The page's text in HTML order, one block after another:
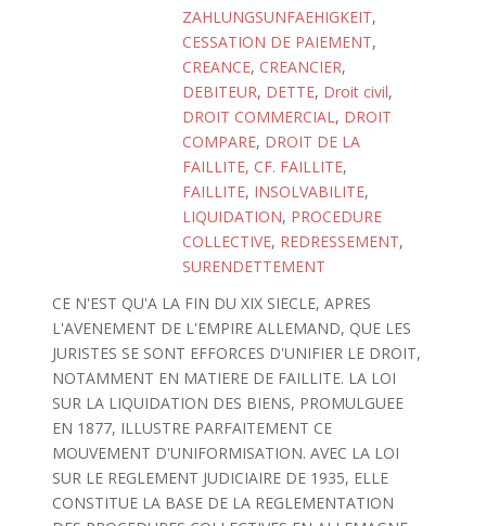
ZAHLUNGSUNFAEHIGKEIT,
CESSATION DE PAIEMENT,
CREANCE, CREANCIER,
DEBITEUR, DETTE, Droit civil,
DROIT COMMERCIAL, DROIT
COMPARE, DROIT DE LA
FAILLITE, CF. FAILLITE,
FAILLITE, INSOLVABILITE,
LIQUIDATION, PROCEDURE
COLLECTIVE, REDRESSEMENT,
SURENDETTEMENT
CE N'EST QU'A LA FIN DU XIX SIECLE, APRES
L'AVENEMENT DE L'EMPIRE ALLEMAND, QUE LES
JURISTES SE SONT EFFORCES D'UNIFIER LE DROIT,
NOTAMMENT EN MATIERE DE FAILLITE. LA LOI
SUR LA LIQUIDATION DES BIENS, PROMULGUEE
EN 1877, ILLUSTRE PARFAITEMENT CE
MOUVEMENT D'UNIFORMISATION. AVEC LA LOI
SUR LE REGLEMENT JUDICIAIRE DE 1935, ELLE
CONSTITUE LA BASE DE LA REGLEMENTATION